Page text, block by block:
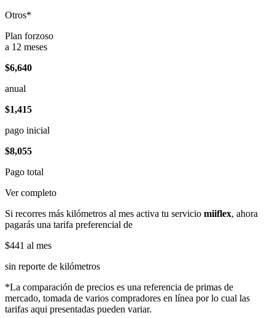
Otros*
Plan forzoso
a 12 meses
$6,640
anual
$1,415
pago inicial
$8,055
Pago total
Ver completo
Si recorres más kilómetros al mes activa tu servicio miiflex, ahora
pagarás una tarifa preferencial de
$441 al mes
sin reporte de kilómetros
*La comparación de precios es una referencia de primas de
mercado, tomada de varios compradores en línea por lo cual las
tarifas aqui presentadas pueden variar.